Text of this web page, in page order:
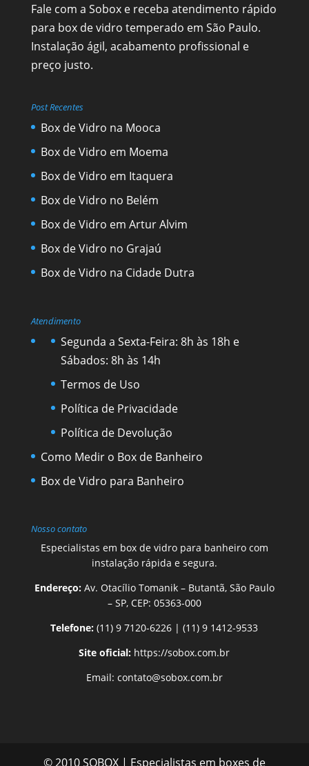
Fale com a Sobox e receba atendimento rápido
para box de vidro temperado em São Paulo.
Instalação ágil, acabamento profissional e
preço justo.
Post Recentes
Box de Vidro na Mooca
Box de Vidro em Moema
Box de Vidro em Itaquera
Box de Vidro no Belém
Box de Vidro em Artur Alvim
Box de Vidro no Grajaú
Box de Vidro na Cidade Dutra
Atendimento
Segunda a Sexta-Feira: 8h às 18h e
Sábados: 8h às 14h
Termos de Uso
Política de Privacidade
Política de Devolução
Como Medir o Box de Banheiro
Box de Vidro para Banheiro
Nosso contato
Especialistas em box de vidro para banheiro com
instalação rápida e segura.
Endereço:Av. Otacílio Tomanik – Butantã, São Paulo
– SP, CEP: 05363-000
Telefone: (11) 9 7120-6226 |(11) 9 1412-9533
Site oficial: https://sobox.com.br
Email: contato@sobox.com.br
© 2010 SOBOX | Especialistas em boxes de